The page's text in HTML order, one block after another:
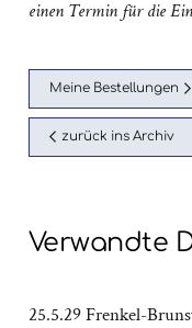
einen Termin für die
Meine Bestellungen
zurück ins Archiv
Verwandte
25.5.29 Frenkel-